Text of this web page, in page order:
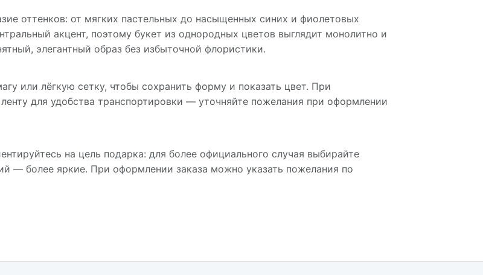
оттенков: от мягких пастельных до насыщенных синих и фиолетовых
акцент, поэтому букет из однородных цветов выглядит монолитно и
элегантный образ без избыточной флористики.
или лёгкую сетку, чтобы сохранить форму и показать цвет. При
для удобства транспортировки — уточняйте пожелания при оформлении
на цель подарка: для более официального случая выбирайте
— более яркие. При оформлении заказа можно указать пожелания по